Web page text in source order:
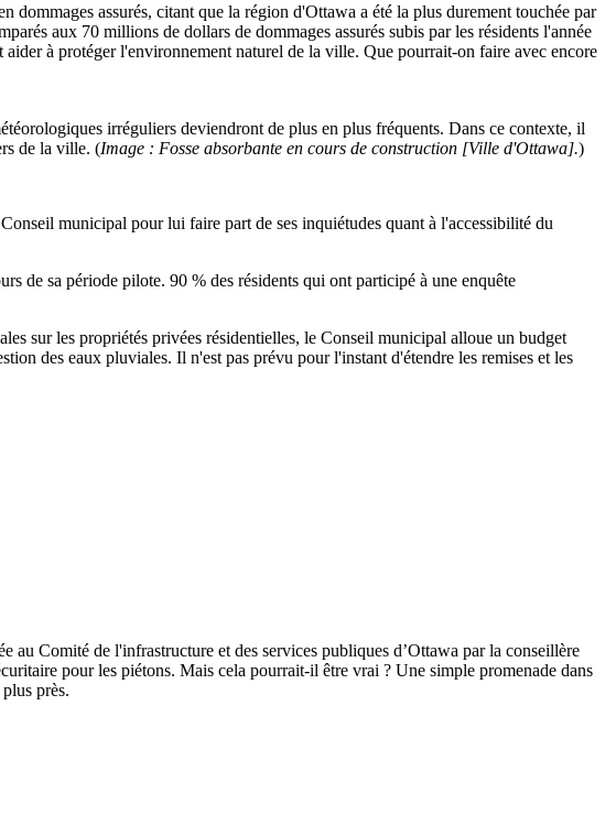
assurés, citant que la région d'Ottawa a été la plus durement touchée par
aux 70 millions de dollars de dommages assurés subis par les résidents l'année
à protéger l'environnement naturel de la ville. Que pourrait-on faire avec encore
irréguliers deviendront de plus en plus fréquents. Dans ce contexte, il
de la ville. (Image : Fosse absorbante en cours de construction [Ville d'Ottawa].)
municipal pour lui faire part de ses inquiétudes quant à l'accessibilité du
de sa période pilote. 90 % des résidents qui ont participé à une enquête
sur les propriétés privées résidentielles, le Conseil municipal alloue un budget
des eaux pluviales. Il n'est pas prévu pour l'instant d'étendre les remises et les
au Comité de l'infrastructure et des services publiques d’Ottawa par la conseillère
pour les piétons. Mais cela pourrait-il être vrai ? Une simple promenade dans
près.